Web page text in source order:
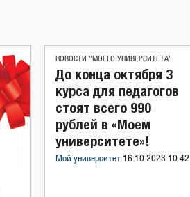
НОВОСТИ "МОЕГО УНИВЕРСИТЕТА"
До конца октября 3
курса для педагогов
стоят всего 990
рублей в «Моем
университете»!
Мой университет 16.10.2023 10:42